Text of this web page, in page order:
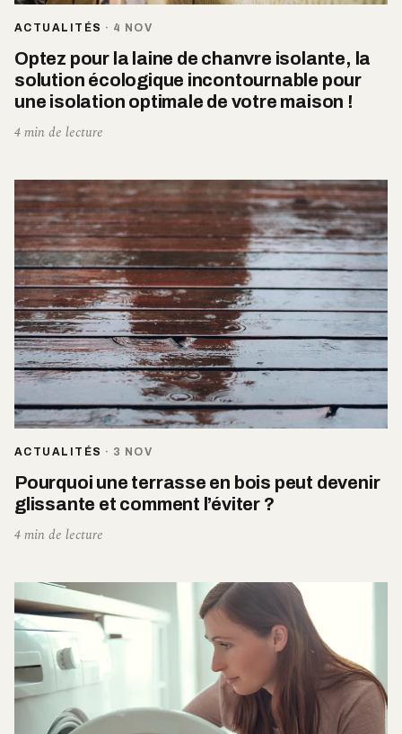
ACTUALITÉS · 4 NOV
Optez pour la laine de chanvre isolante, la
solution écologique incontournable pour
une isolation optimale de votre maison !
4 min de lecture
ACTUALITÉS · 3 NOV
Pourquoi une terrasse en bois peut devenir
glissante et comment l’éviter ?
4 min de lecture